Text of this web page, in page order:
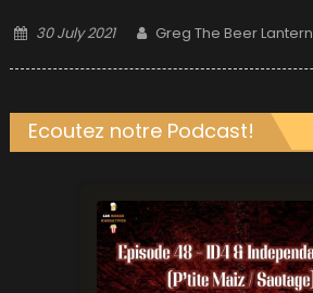
Posted
30 July 2021 Author
Greg The Beer Lantern
Ecoutez notre Podcast!